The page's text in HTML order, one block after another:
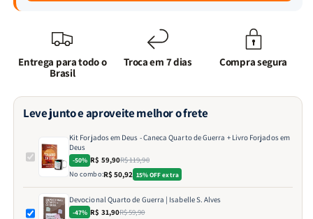
Entrega para todo o
Brasil
Troca em 7 dias Compra segura
Leve junto e aproveite melhor o frete
Kit Forjados em Deus - Caneca Quarto de Guerra + Livro Forjados em
Deus
-50% R$ 59,90R$ 119,90
No combo:R$ 50,92 15% OFF extra
Devocional Quarto de Guerra | Isabelle S. Alves
-47% R$ 31,90R$ 59,90